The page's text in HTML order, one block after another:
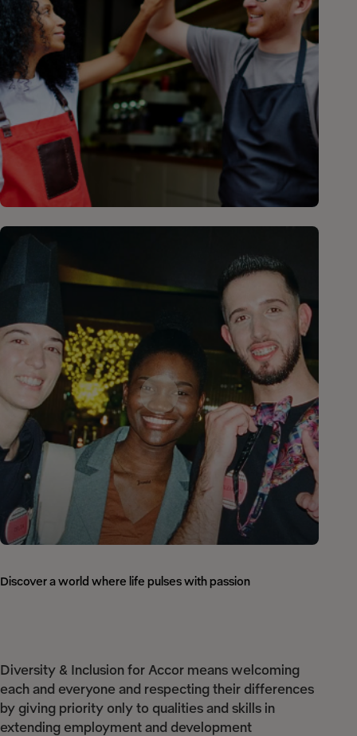
Discover a world where life pulses with passion
Diversity & Inclusion for Accor means welcoming
each and everyone and respecting their differences
by giving priority only to qualities and skills in
extending employment and development